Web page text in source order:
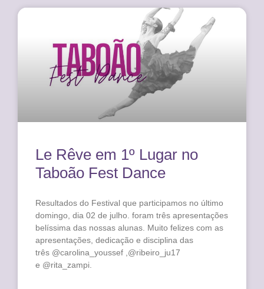
Le Rêve em 1º Lugar no
Taboão Fest Dance
Resultados do Festival que participamos no último
domingo, dia 02 de julho. foram três apresentações
belíssima das nossas alunas. Muito felizes com as
apresentações, dedicação e disciplina das
três @carolina_youssef ,@ribeiro_ju17
e @rita_zampi.